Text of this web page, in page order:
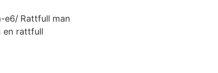
Rattfull man
en rattfull